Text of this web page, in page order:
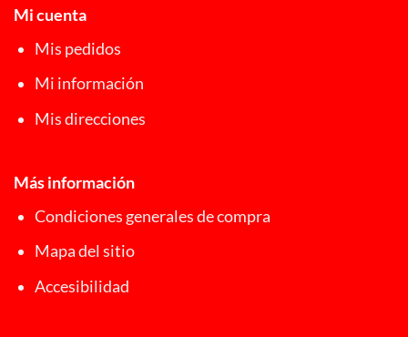
Mi cuenta
Mis pedidos
Mi información
Mis direcciones
Más información
Condiciones generales de compra
Mapa del sitio
Accesibilidad